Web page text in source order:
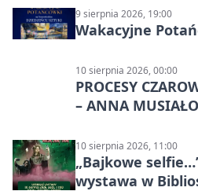
9 sierpnia 2026, 19:00
Wakacyjne
10 sierpnia 2026, 00:00
PROCESY
– ANNA
10 sierpnia 2026, 11:00
„Bajkowe
wystawa w